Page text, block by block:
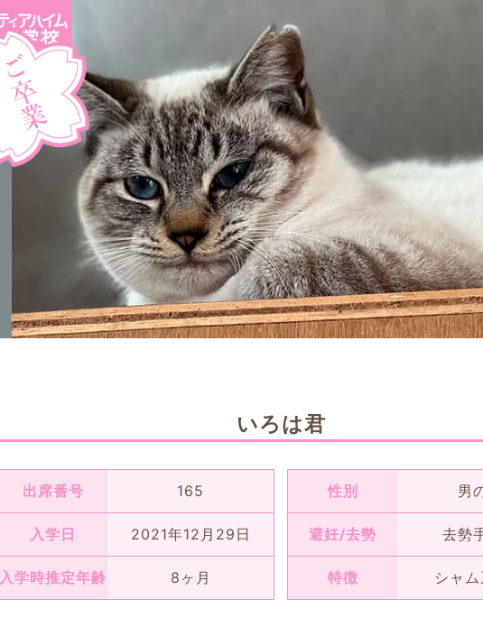
いろは君
出席番号 165
入学日 2021年12月29日
入学時推定年齢 8ヶ月
性別 男
避妊/去勢 去勢
特徴 シャ